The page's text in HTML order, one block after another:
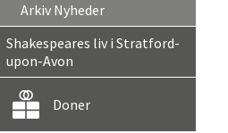
Arkiv Nyheder
Shakespeares liv i Stratford-
upon-Avon
Doner